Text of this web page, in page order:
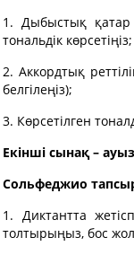
1. Дыбыстық
тональдік көрсетіңіз;
2. Аккордтық
белгілеңіз);
3. Көрсетілген
Екінші сынақ–
Сольфеджио
1. Диктантта
толтырыңыз, бос